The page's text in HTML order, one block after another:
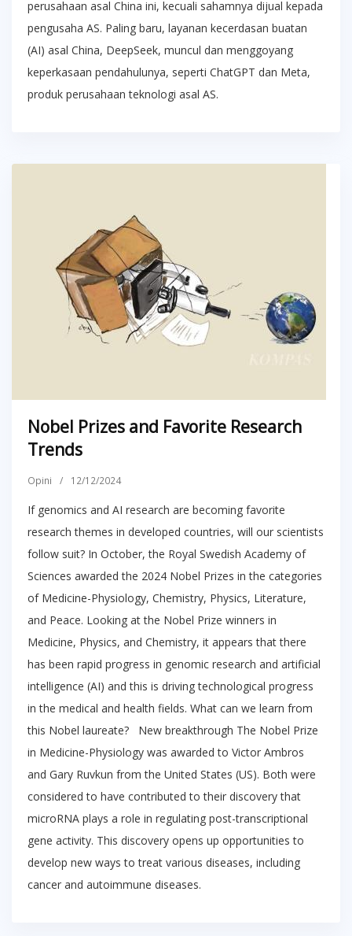
perusahaan asal China ini, kecuali sahamnya dijual kepada
pengusaha AS. Paling baru, layanan kecerdasan buatan
(AI) asal China, DeepSeek, muncul dan menggoyang
keperkasaan pendahulunya, seperti ChatGPT dan Meta,
produk perusahaan teknologi asal AS.
Nobel Prizes and Favorite Research
Trends
Opini / 12/12/2024
If genomics and AI research are becoming favorite
research themes in developed countries, will our scientists
follow suit? In October, the Royal Swedish Academy of
Sciences awarded the 2024 Nobel Prizes in the categories
of Medicine-Physiology, Chemistry, Physics, Literature,
and Peace. Looking at the Nobel Prize winners in
Medicine, Physics, and Chemistry, it appears that there
has been rapid progress in genomic research and artificial
intelligence (AI) and this is driving technological progress
in the medical and health fields. What can we learn from
this Nobel laureate? New breakthrough The Nobel Prize
in Medicine-Physiology was awarded to Victor Ambros
and Gary Ruvkun from the United States (US). Both were
considered to have contributed to their discovery that
microRNA plays a role in regulating post-transcriptional
gene activity. This discovery opens up opportunities to
develop new ways to treat various diseases, including
cancer and autoimmune diseases.